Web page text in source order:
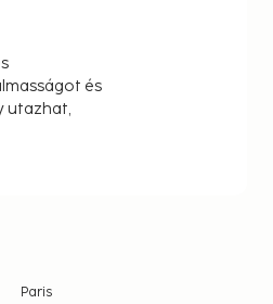
és
utazhat,
Paris